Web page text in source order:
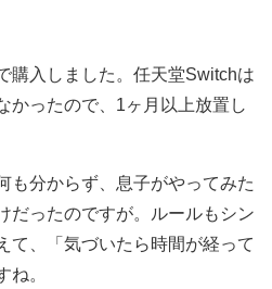
購入しました。任天堂Switchは
かったので、1ヶ月以上放置し
も分からず、息子がやってみた
だったのですが。ルールもシン
て、「気づいたら時間が経って
ね。